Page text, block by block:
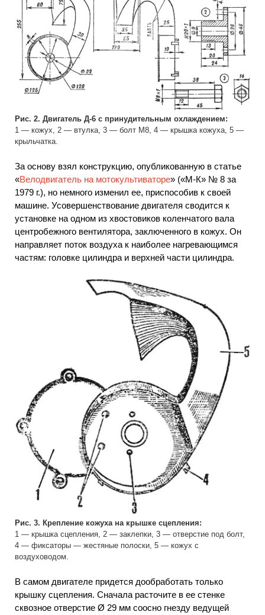
Рис. 2. Двигатель Д-6 с принудительным охлаждением:
1 — кожух, 2 — втулка, 3 — болт М8, 4 — крышка кожуха, 5 —
крыльчатка.
За основу взял конструкцию, опубликованную в статье
«Велодвигатель на мотокультиваторе» («М-К» № 8 за
1979 г.), но немного изменил ее, приспособив к своей
машине. Усовершенствование двигателя сводится к
установке на одном из хвостовиков коленчатого вала
центробежного вентилятора, заключенного в кожух. Он
направляет поток воздуха к наиболее нагревающимся
частям: головке цилиндра и верхней части цилиндра.
Рис. 3. Крепление кожуха на крышке сцепления:
1 — крышка сцепления, 2 — заклепки, 3 — отверстие под болт,
4 — фиксаторы — жестяные полоски, 5 — кожух с
воздуховодом.
В самом двигателе придется дообработать только
крышку сцепления. Сначала расточите в ее стенке
сквозное отверстие Ø 29 мм соосно гнезду ведущей